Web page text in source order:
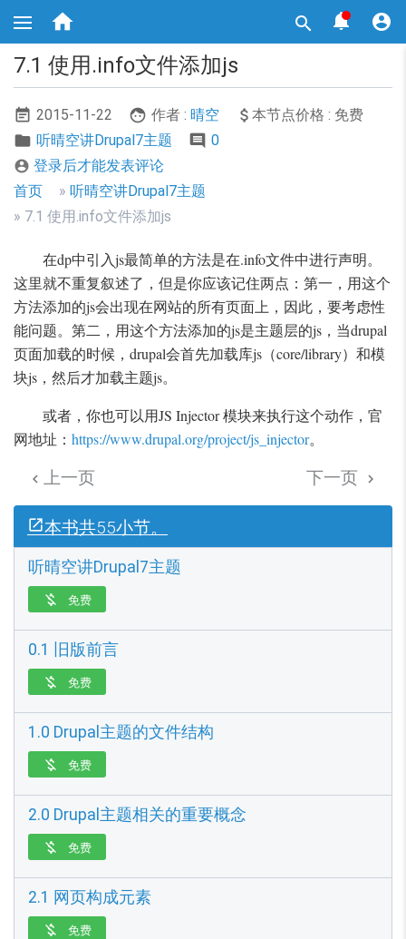
转
容
 


7.1 使用.info文件添加js
2015-11-22 作者 : 晴空
本节点价格 : 免费
听晴空讲Drupal7主题
0
 登录后才能发表评论
面
包
导
航
首页
听晴空讲Drupal7主题
7.1 使用.info文件添加js
在dp中引入js最简单的方法是在.info文件中进行声明。
这里就不重复叙述了，但是你应该记住两点：第一，用这个
方法添加的js会出现在网站的所有页面上，因此，要考虑性
能问题。第二，用这个方法添加的js是主题层的js，当drupal
页面加载的时候，drupal会首先加载库js（core/library）和模
块js，然后才加载主题js。
或者，你也可以用JS Injector 模块来执行这个动作，官
网地址： https://www.drupal.org/project/js_injector。
 上一页 下一页 
本书共55小节。
听晴空讲Drupal7主题
 免费
0.1 旧版前言
 免费
1.0 Drupal主题的文件结构
 免费
2.0 Drupal主题相关的重要概念
 免费
2.1 网页构成元素
 免费